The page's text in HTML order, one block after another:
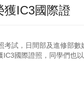
獲IC3國際證
考試，日間部及進修部數
國際證照，同學們也